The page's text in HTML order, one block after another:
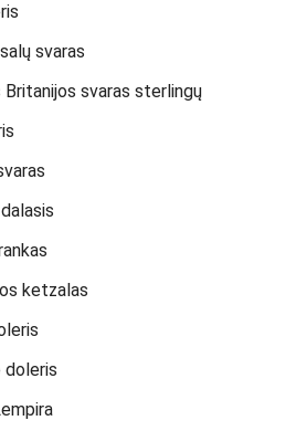
svaras
Britanijos svaras sterlingų
ketzalas
doleris